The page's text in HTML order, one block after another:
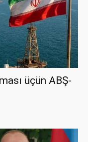
üçün ABŞ-